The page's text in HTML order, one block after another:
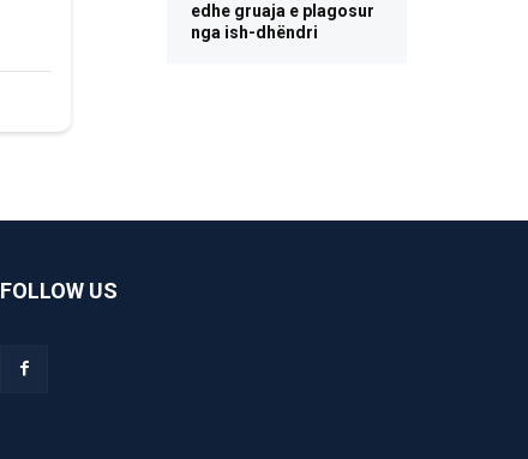
edhe gruaja e plagosur
nga ish-dhëndri
FOLLOW US